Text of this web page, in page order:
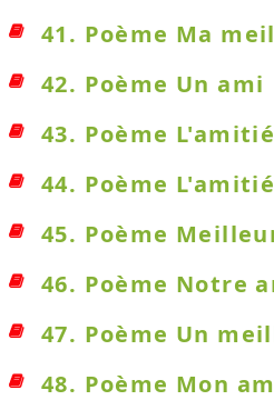
41. Poème Ma
42. Poème Un ami
43. Poème
44. Poème L'amitié
45. Poème
46. Poème Notre
47. Poème Un
48. Poème Mon